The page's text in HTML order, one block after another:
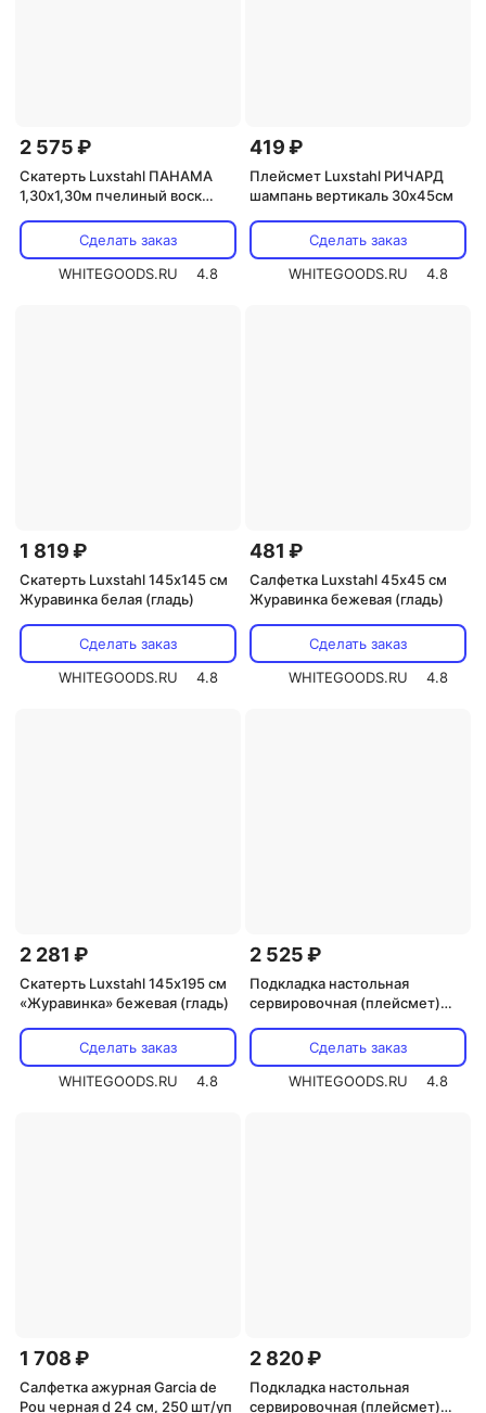
2 575 ₽
Скатерть Luxstahl ПАНАМА
1,30х1,30м пчелиный воск
Сделать заказ
WHITEGOODS.RU
4.8
419 ₽
Плейсмет Luxstahl РИЧАРД
шампань вертикаль 30х45см
Сделать заказ
WHITEGOODS.RU
4.8
1 819 ₽
Скатерть Luxstahl 145х145 см
Журавинка белая (гладь)
Сделать заказ
WHITEGOODS.RU
4.8
481 ₽
Салфетка Luxstahl 45х45 см
Журавинка бежевая (гладь)
Сделать заказ
WHITEGOODS.RU
4.8
2 281 ₽
Скатерть Luxstahl 145х195 см
«Журавинка» бежевая (гладь)
Сделать заказ
WHITEGOODS.RU
4.8
2 525 ₽
Подкладка настольная
сервировочная (плейсмет)
уп, бумагаСделать заказ
WHITEGOODS.RU
4.8
1 708 ₽
Салфетка ажурная Garcia de
Pou черная d 24 см, 250 шт/уп
2 820 ₽
Подкладка настольная
сервировочная (плейсмет)